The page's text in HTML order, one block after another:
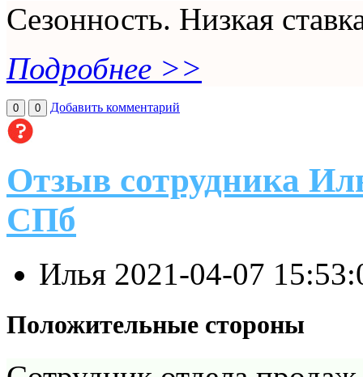
Сезонность. Низкая
Подробнее >>
0 0 Добавить комментарий
Отзыв сотрудника
СПб
Илья 2021-04-07
Положительные стороны